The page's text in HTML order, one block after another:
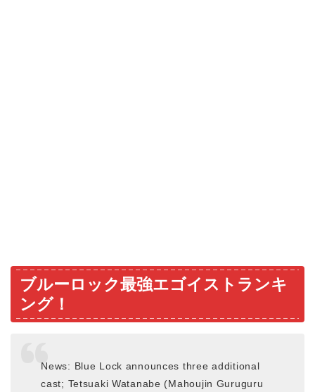
ブルーロック最強エゴイストランキ
ング！
News: Blue Lock announces three additional
cast; Tetsuaki Watanabe (Mahoujin Guruguru